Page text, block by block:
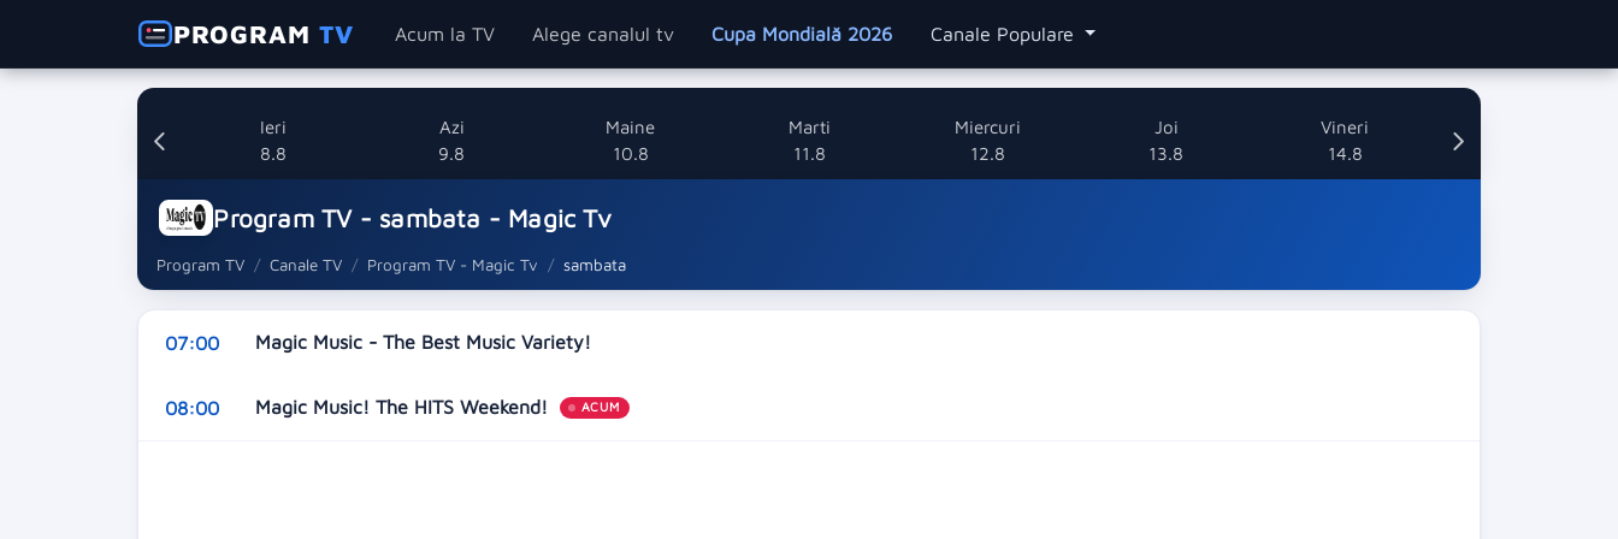
PROGRAMTV Acum la TV Alege canalul tv Cupa Mondială 2026 Canale Populare
Ieri
8.8
Azi
9.8
Maine
10.8
Marti
11.8
Miercuri
12.8
Joi
13.8
Vineri
14.8
Program TV - sambata - Magic Tv
Program TV Canale TV Program TV - Magic Tv sambata
07:00 Magic Music - The Best Music Variety!
08:00 Magic Music! The HITS Weekend! ACUM